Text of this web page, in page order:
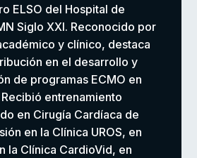
ELSO del Hospital de
Siglo XXI. Reconocido por
y clínico, destaca
en el desarrollo y
de programas ECMO en
entrenamiento
en Cirugía Cardíaca de
en la Clínica UROS, en
la Clínica CardioVid, en